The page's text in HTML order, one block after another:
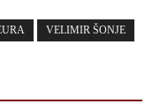
VELIMIR ŠONJE